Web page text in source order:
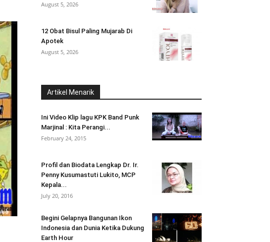
August 5, 2026
12 Obat Bisul Paling Mujarab Di
Apotek
August 5, 2026
Artikel Menarik
Ini Video Klip lagu KPK Band Punk
Marjinal : Kita Perangi...
February 24, 2015
Profil dan Biodata Lengkap Dr. Ir.
Penny Kusumastuti Lukito, MCP
Kepala...
July 20, 2016
Begini Gelapnya Bangunan Ikon
Indonesia dan Dunia Ketika Dukung
Earth Hour